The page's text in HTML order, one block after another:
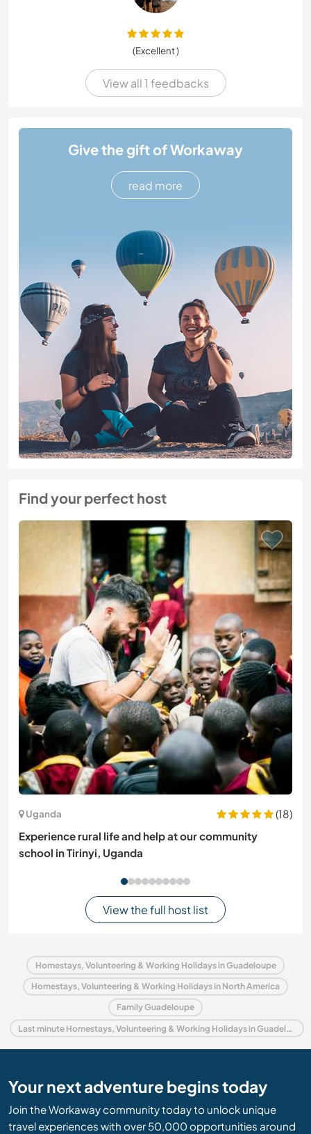
(Excellent )
View all 1 feedbacks
Give the gift of Workaway
read more
Find your perfect host
Uganda
(18)
Experience rural life and help at our community
school in Tirinyi, Uganda
View the full host list
Homestays, Volunteering & Working Holidays in Guadeloupe
Homestays, Volunteering & Working Holidays in North America
Family Guadeloupe
Last minute Homestays, Volunteering & Working Holidays in Guadeloupe
Your next adventure begins today
Join the Workaway community today to unlock unique
travel experiences with over 50,000 opportunities around